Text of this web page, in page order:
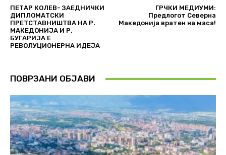
ПЕТАР КОЛЕВ- ЗАЕДНИЧКИ
ДИПЛОМАТСКИ
ПРЕТСТАВНИШТВА НА Р.
МАКЕДОНИЈА И Р.
БУГАРИЈА Е
РЕВОЛУЦИОНЕРНА ИДЕЈА
ГРЧКИ МЕДИУМИ:
Предлогот Северна
Македонија вратен на маса!
ПОВРЗАНИ ОБЈАВИ